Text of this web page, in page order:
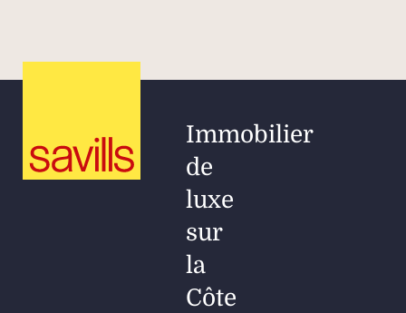
Immobilier
de
luxe
sur
la
Côte